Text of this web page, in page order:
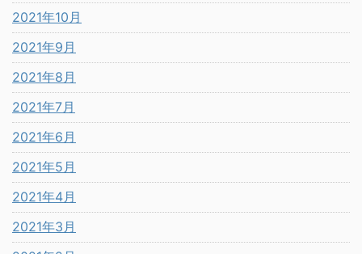
2021年10月
2021年9月
2021年8月
2021年7月
2021年6月
2021年5月
2021年4月
2021年3月